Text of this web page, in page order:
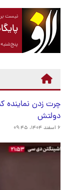
نیست
پنج‌شنبه ۱۵ مرداد ۱۴۰۵ برابر با ۰۶ آگوست ۲۰۲۶
چرت زدن نماینده
دولتش
۶ اسفند ۱۴۰۴، ۰۹:۴۵